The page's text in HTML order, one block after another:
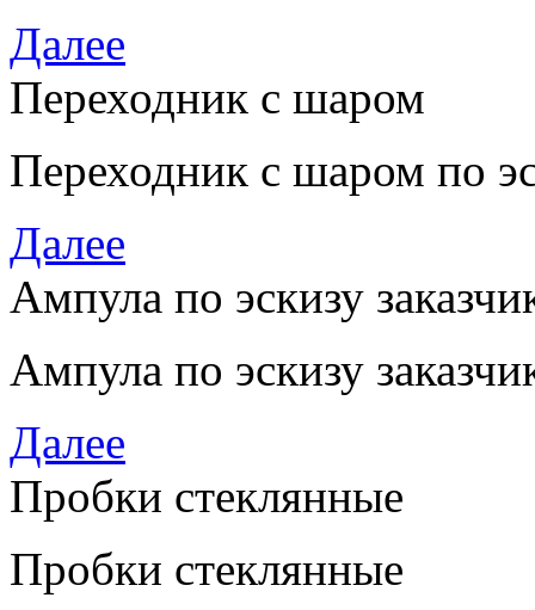
Далее
Переходник с шаром
Переходник с шаром по
Далее
Ампула по эскизу
Ампула по эскизу
Далее
Пробки стеклянные
Пробки стеклянные